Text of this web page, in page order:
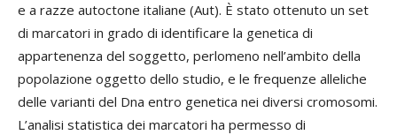
e a razze autoctone italiane (Aut). È stato ottenuto un set
di marcatori in grado di identificare la genetica di
appartenenza del soggetto, perlomeno nell’ambito della
popolazione oggetto dello studio, e le frequenze alleliche
delle varianti del Dna entro genetica nei diversi cromosomi.
L’analisi statistica dei marcatori ha permesso di